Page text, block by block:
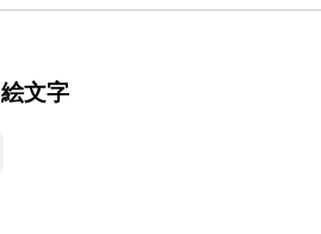
文字